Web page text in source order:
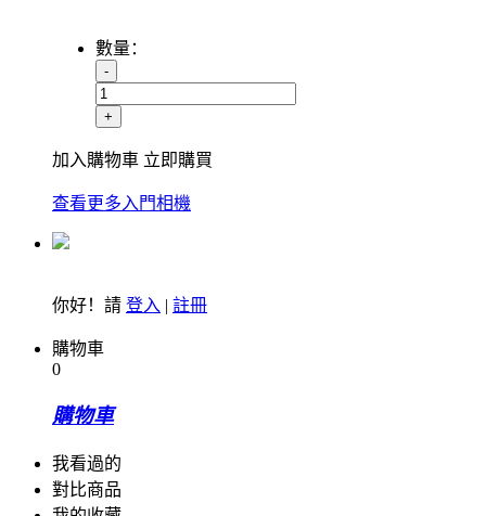
數量：
-
+
加入購物車 立即購買
查看更多入門相機
你好！請 登入 | 註冊
購物車
0
購物車
我看過的
對比商品